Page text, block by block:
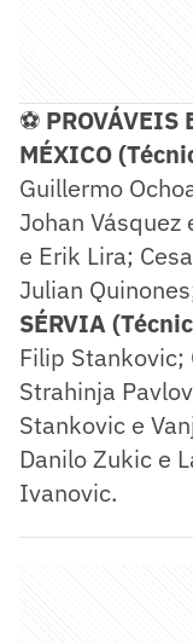
⚽ PROVÁVEIS
MÉXICO
Guillermo
Johan Vásquez
e Erik Lira;
Julian
SÉRVIA
Filip Stankovic;
Strahinja
Stankovic e
Danilo Zukic e
Ivanovic.